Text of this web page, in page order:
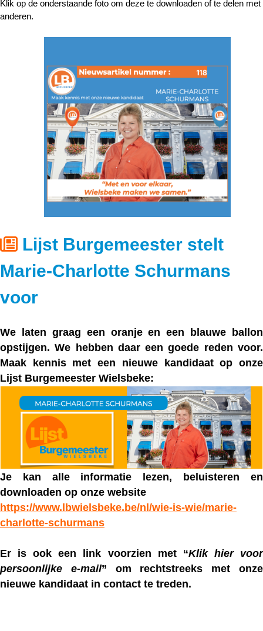
Klik op de onderstaande foto om deze te downloaden of te delen met
anderen.
Lijst Burgemeester stelt
Marie-Charlotte Schurmans
voor
We laten graag een oranjeen een blauwe
ballon
opstijgen. We hebben daar een goede reden voor.
Maak kennis met een nieuwe kandidaat op onze
Lijst Burgemeester Wielsbeke:
Je kan alle informatie lezen, beluisteren en
downloaden op onze website
https://www.lbwielsbeke.be/nl/wie-is-wie/marie-
charlotte-schurmans
Er is ook een link voorzien met “Klik hier voor
persoonlijke e-mail” om rechtstreeks met onze
nieuwe kandidaat in contact te treden.